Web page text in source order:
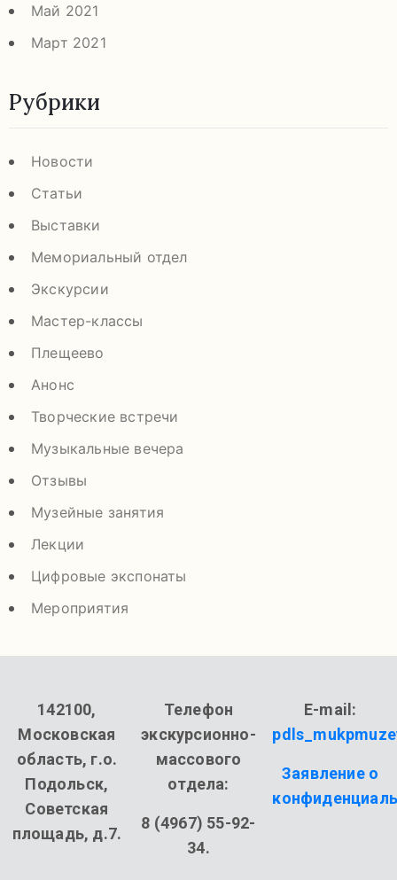
Май 2021
Март 2021
Рубрики
Новости
Статьи
Выставки
Мемориальный отдел
Экскурсии
Мастер-классы
Плещеево
Анонс
Творческие встречи
Музыкальные вечера
Отзывы
Музейные занятия
Лекции
Цифровые экспонаты
Мероприятия
142100,
Московская
область, г.о.
Подольск,
Советская
площадь, д.7.
Телефон
экскурсионно-
массового
отдела:
8 (4967) 55-92-
34.
E-mail:
Заявление о